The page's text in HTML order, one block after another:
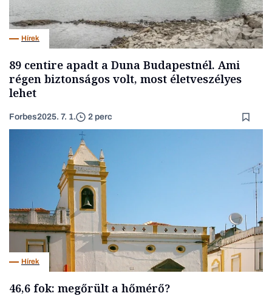
Hírek
89 centire apadt a Duna Budapestnél. Ami
régen biztonságos volt, most életveszélyes
lehet
Forbes2025. 7. 1. 2 perc
Hírek
46,6 fok: megőrült a hőmérő?